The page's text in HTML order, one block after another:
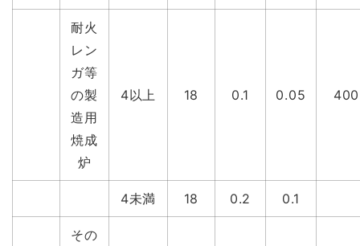
耐火
レン
ガ等
の製
造用
焼成
炉
4以上 18 0.1 0.05 400
4未満 18 0.2 0.1
その